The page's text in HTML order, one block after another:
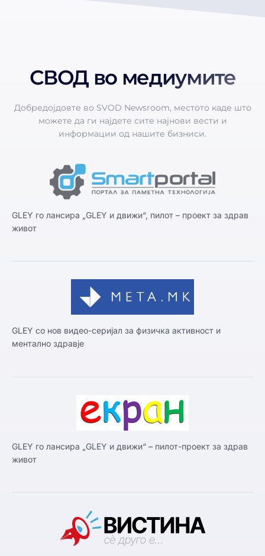
СВОД во медиумите
Добредојдовте во SVOD Newsroom, местото каде што
можете да ги најдете сите најнови вести и
информации од нашите бизниси.
GLEY го лансира „GLEY и движи“, пилот – проект за здрав
живот
GLEY со нов видео-серијал за физичка активност и
ментално здравје
GLEY го лансира „GLEY и движи“ – пилот-проект за здрав
живот